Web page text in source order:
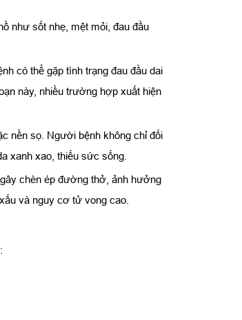
như sốt nhẹ, mệt mỏi, đau đầu
có thể gặp tình trạng đau đầu dai
này, nhiều trường hợp xuất hiện
nền sọ. Người bệnh không chỉ đối
xanh xao, thiếu sức sống.
chèn ép đường thở, ảnh hưởng
và nguy cơ tử vong cao.